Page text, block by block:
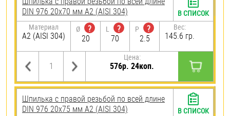
DIN 976 20х70 мм А2 (AISI 304)
Материал
А2 (AISI 304)
Ø
?
20
L
?
70
P
?
2.5
Вес:
145.6 гр.
Цена:
576р. 24коп.
В СПИСОК
Шпилька с правой резьбой по всей длине
DIN 976 20х75 мм А2 (AISI 304)
В СПИСОК